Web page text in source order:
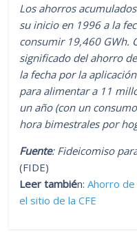
Los ahorros
su inicio en 1996 a la
consumir 19,460 GWh.
significado del ahorro
la fecha por la
para alimentar a 11
un año (con un
hora bimestrales por
Fuente: Fideicomiso
(FIDE)
Leer también:Ahorro
el sitio de la CFE